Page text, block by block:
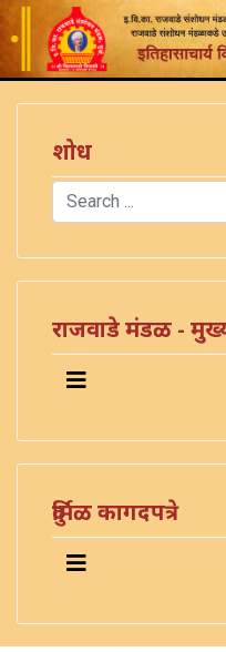
शोध
Search
राजवाडे मंडळ -
दुर्मिळ कागदपत्रे